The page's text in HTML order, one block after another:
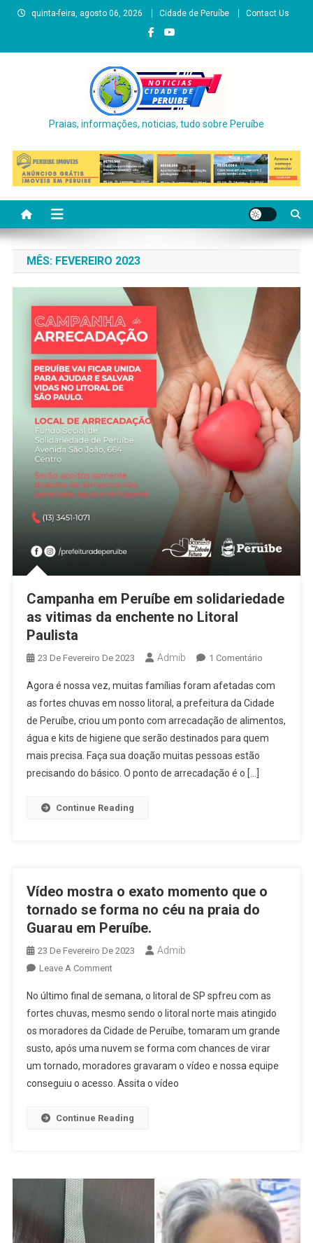
quinta-feira, agosto 06, 2026 Cidade de Peruíbe Contact Us
Praias, informações, noticias, tudo sobre Peruíbe
MÊS: FEVEREIRO 2023
Campanha em Peruíbe em solidariedade
as vitimas da enchente no Litoral
Paulista
23 De Fevereiro De 2023 Admib 1 ComentárioEm
Em
Peruíbe
Em
Agora é nossa vez, muitas famílias foram afetadas com
as fortes chuvas em nosso litoral, a prefeitura da Cidade
de Peruíbe, criou um ponto com arrecadação de alimentos,
água e kits de higiene que serão destinados para quem
mais precisa. Faça sua doação muitas pessoas estão
precisando do básico. O ponto de arrecadação é o […]
Continue Reading
Vídeo mostra o exato momento que o
tornado se forma no céu na praia do
Guarau em Peruíbe.
23 De Fevereiro De 2023 Admib
Leave A CommentOn
Mostra
O
Exato
Momento
Que
O
Se
Na
No último final de semana, o litoral de SP spfreu com as
fortes chuvas, mesmo sendo o litoral norte mais atingido
os moradores da Cidade de Peruíbe, tomaram um grande
susto, após uma nuvem se forma com chances de virar
um tornado, moradores gravaram o vídeo e nossa equipe
conseguiu o acesso. Assita o vídeo
Continue Reading